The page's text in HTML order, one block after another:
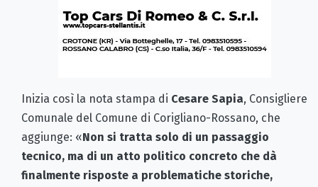
Inizia così la nota stampa di Cesare Sapia, Consigliere
Comunale del Comune di Corigliano-Rossano, che
aggiunge: «Non si tratta solo di un passaggio
tecnico, ma di un atto politico concreto che dà
finalmente risposte a problematiche storiche,